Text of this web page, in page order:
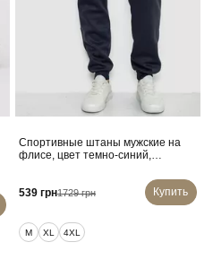
Спортивные штаны мужские на
флисе, цвет темно-синий,
539 грн1729 грн Купить
M XL 4XL